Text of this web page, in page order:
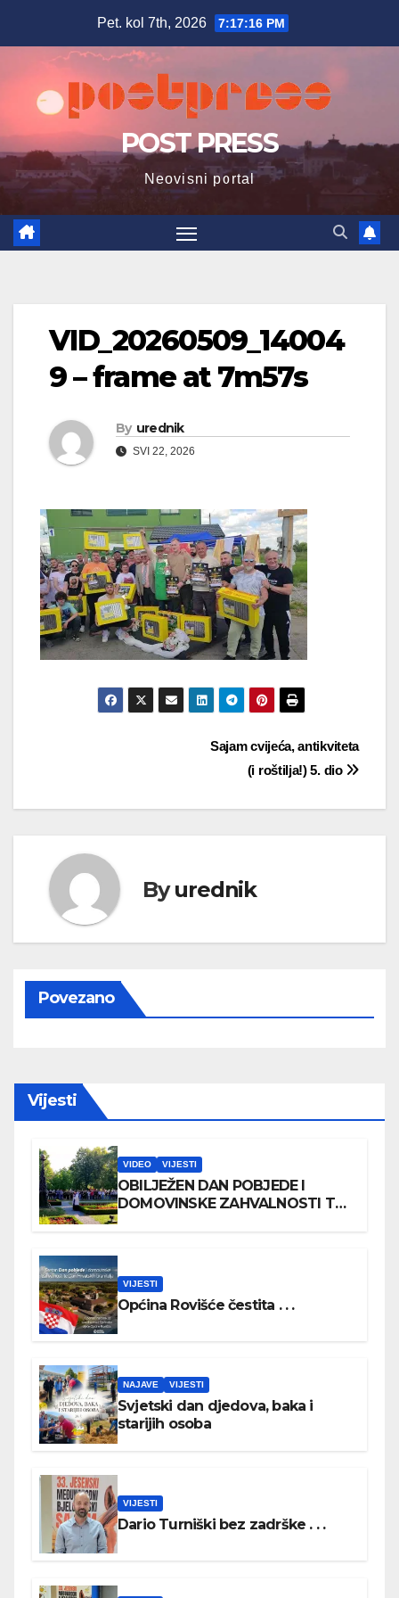
Pet. kol 7th, 2026 7:17:17 PM
POST PRESS
Neovisni portal
VID_20260509_14004
9 – frame at 7m57s
By urednik
SVI 22, 2026
Sajam cvijeća, antikviteta
(i roštilja!) 5. dio
Byurednik
Povezano
Vijesti
VIDEO VIJESTI
OBILJEŽEN DAN POBJEDE I
DOMOVINSKE ZAHVALNOSTI TE
VIJESTI
Općina Rovišće čestita . . .
NAJAVE VIJESTI
Svjetski dan djedova, baka i
starijih osoba
VIJESTI
Dario Turniški bez zadrške . . .